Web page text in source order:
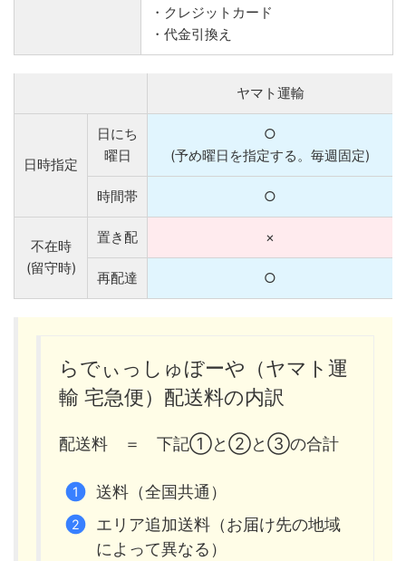
・クレジットカード
・代金引換え
ヤマト運輸
日時指定
日にち
曜日
○
(予め曜日を指定する。毎週固定)
時間帯 ○
不在時
(留守時)
置き配 ×
再配達 ○
らでぃっしゅぼーや（ヤマト運
輸 宅急便）配送料の内訳
配送料 ＝ 下記①と②と③の合計
送料（全国共通）
エリア追加送料（お届け先の地域
によって異なる）